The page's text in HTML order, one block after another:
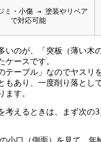
ミ・小傷 → 塗装やリペア
で対応可能
いのが、「突板（薄い
ケースです。
テーブル」なのでヤスリ
もあり、一度削り落とし
ます。
考えるときは、まず次の